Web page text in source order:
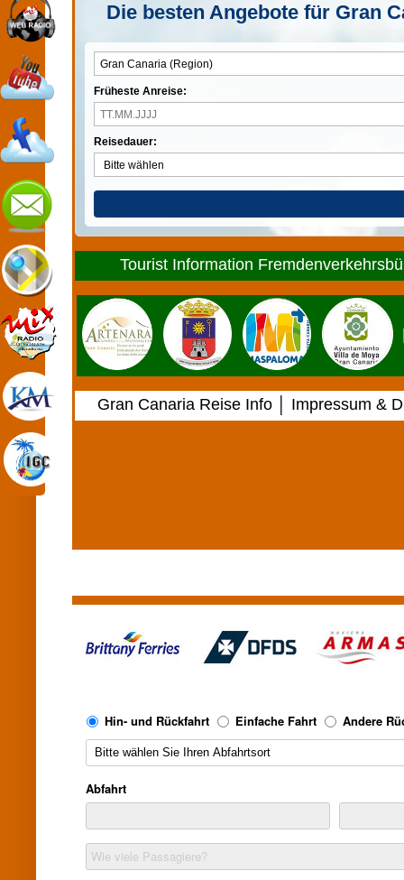
Die besten Angebote für Gran
Früheste Anreise:
Reisedauer:
Tourist Information
Gran Canaria Reise Info Impressum &